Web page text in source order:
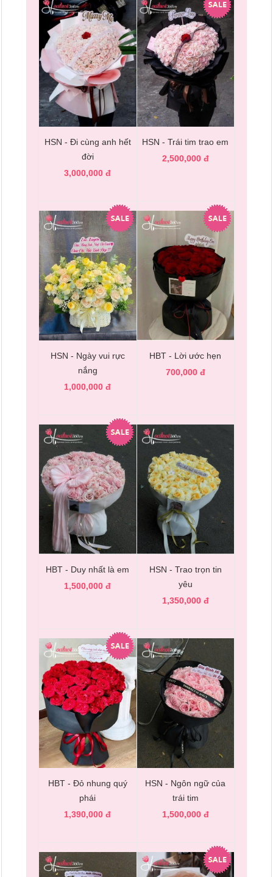
HSN - Đi cùng anh hết
đời
3,000,000 đ
HSN - Trái tim trao em
2,500,000 đ
HSN - Ngày vui rực
nắng
1,000,000 đ
HBT - Lời ước hẹn
700,000 đ
HBT - Duy nhất là em
1,500,000 đ
HSN - Trao trọn tin
yêu
1,350,000 đ
HBT - Đỏ nhung quý
phái
1,390,000 đ
HSN - Ngôn ngữ của
trái tim
1,500,000 đ